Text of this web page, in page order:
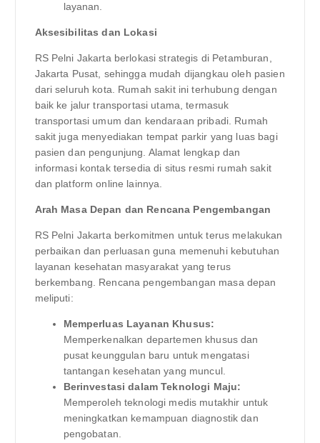
layanan.
Aksesibilitas dan Lokasi
RS Pelni Jakarta berlokasi strategis di Petamburan,
Jakarta Pusat, sehingga mudah dijangkau oleh pasien
dari seluruh kota. Rumah sakit ini terhubung dengan
baik ke jalur transportasi utama, termasuk
transportasi umum dan kendaraan pribadi. Rumah
sakit juga menyediakan tempat parkir yang luas bagi
pasien dan pengunjung. Alamat lengkap dan
informasi kontak tersedia di situs resmi rumah sakit
dan platform online lainnya.
Arah Masa Depan dan Rencana Pengembangan
RS Pelni Jakarta berkomitmen untuk terus melakukan
perbaikan dan perluasan guna memenuhi kebutuhan
layanan kesehatan masyarakat yang terus
berkembang. Rencana pengembangan masa depan
meliputi:
Memperluas Layanan Khusus:
Memperkenalkan departemen khusus dan
pusat keunggulan baru untuk mengatasi
tantangan kesehatan yang muncul.
Berinvestasi dalam Teknologi Maju:
Memperoleh teknologi medis mutakhir untuk
meningkatkan kemampuan diagnostik dan
pengobatan.